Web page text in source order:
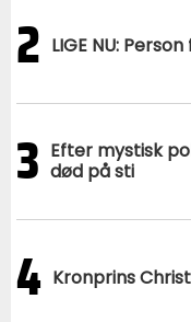
2 LIGE NU:
3 Efter mystisk
død på sti
4 Kronprins